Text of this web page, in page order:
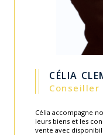
CÉLIA
Célia accompagne
leurs biens et les
vente avec